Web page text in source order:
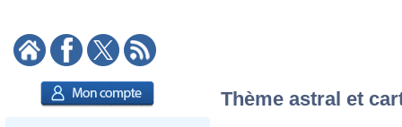
Thème astral et